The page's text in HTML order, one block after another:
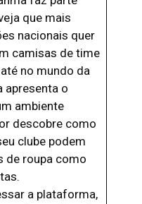
que mais
nacionais quer
camisas de time
no mundo da
apresenta o
ambiente
descobre como
clube podem
de roupa como
a plataforma,